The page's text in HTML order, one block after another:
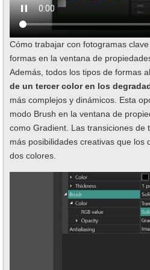
Cómo trabajar con fotogramas
formas en la ventana de
Además, todos los tipos de formas
de un tercer color en los
más complejos y dinámicos. Esta
modo Brush en la ventana de
como Gradient. Las transiciones de
más posibilidades creativas que los
dos colores.